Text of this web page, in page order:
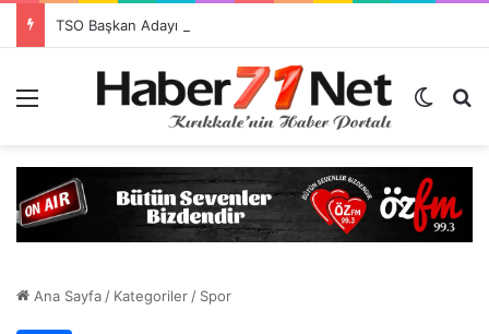
TSO Başkan Adayı Emrah Doğan’dan EXPOKALE Vizyonu
Dış
Ana Sayfa/ Kategoriler/ Spor